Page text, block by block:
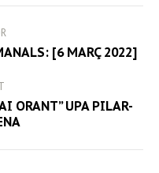
[6 MARÇ 2022]
ORANT” UPA PILAR-